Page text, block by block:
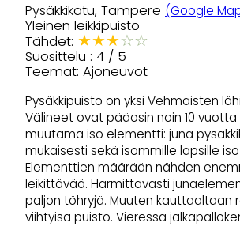
Pysäkkikatu, Tampere (Google
Yleinen leikkipuisto
Tähdet: ★★★☆☆
Suosittelu : 4 / 5
Teemat: Ajoneuvot
Pysäkkipuisto on yksi Vehmaisten
Välineet ovat pääosin noin 10
muutama iso elementti: juna
mukaisesti sekä isommille lapsille
Elementtien määrään nähden
leikittävää. Harmittavasti
paljon töhryjä. Muuten kauttaaltaan
viihtyisä puisto. Vieressä